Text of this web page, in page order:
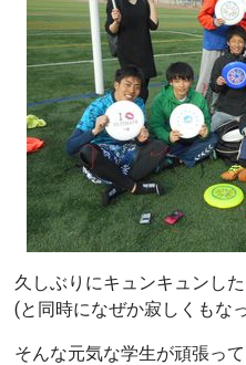
久しぶりにキュンキュンし
(と同時になぜか寂しくもな
そんな元気な学生が頑張っ